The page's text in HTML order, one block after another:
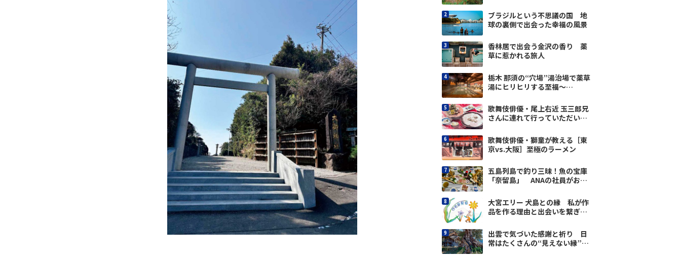
ブラジルという不思議の国 地
球の裏側で出会った幸福の風景
香林居で出会う金沢の香り 薬
草に惹かれる旅人
栃木 那須の“穴場”湯治場で薬草
湯にヒリヒリする至福〜
歌舞伎俳優・尾上右近 玉三郎兄
さんに連れて行っていただいた
歌舞伎俳優・獅童が教える［東
京vs.大阪］至極のラーメン
五島列島で釣り三昧！魚の宝庫
「奈留島」 ANAの社員がおす
大宮エリー 犬島との縁 私が作
品を作る理由と出会いを繋ぎ続
出雲で気づいた感謝と祈り 日
常はたくさんの“見えない縁”で